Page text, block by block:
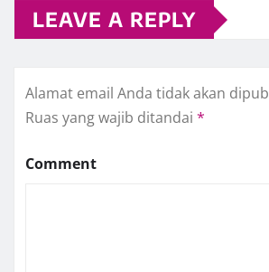
LEAVE A REPLY
Alamat email Anda tidak akan
Ruas yang wajib ditandai *
Comment